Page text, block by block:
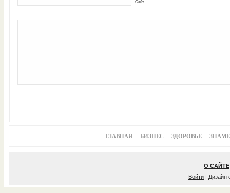
Сайт
ГЛАВНАЯ БИЗНЕС ЗДОРОВЬЕ
О САЙТЕ
Войти | Дизайн